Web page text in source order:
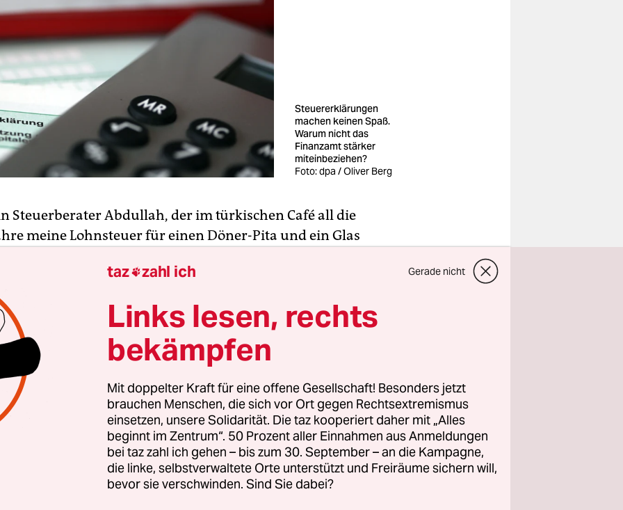
Steuererklärungen
machen keinen Spaß.
Warum nicht das
Finanzamt stärker
miteinbeziehen?
Foto: dpa / Oliver Berg
Steuerberater Abdullah, der im türkischen Café all die
meine Lohnsteuer für einen Döner-Pita und ein Glas
in die Türkei zurück. Meinen Einwand, was aus mir
ignoriert er einfach. Angeblich sei ihm die Zukunft
viel wichtiger als meine blöde Steuererklärung, wie er
ins Gesicht schmettert. Und so was nannte sich all
als der neue Halsabschneider von Steuerberaterbüro
und Sohn“, zu dem ich gezwungen bin zu gehen, für die
Steuererklärung satte 1.200 Euro haben will.
taz zahl ich Gerade nicht
Links lesen, rechts
bekämpfen
Mit doppelter Kraft für eine offene Gesellschaft! Besonders jetzt
brauchen Menschen, die sich vor Ort gegen Rechtsextremismus
einsetzen, unsere Solidarität. Die taz kooperiert daher mit „Alles
beginnt im Zentrum“. 50 Prozent aller Einnahmen aus Anmeldungen
bei taz zahl ich gehen – bis zum 30. September – an die Kampagne,
die linke, selbstverwaltete Orte unterstützt und Freiräume sichern will,
bevor sie verschwinden. Sind Sie dabei?